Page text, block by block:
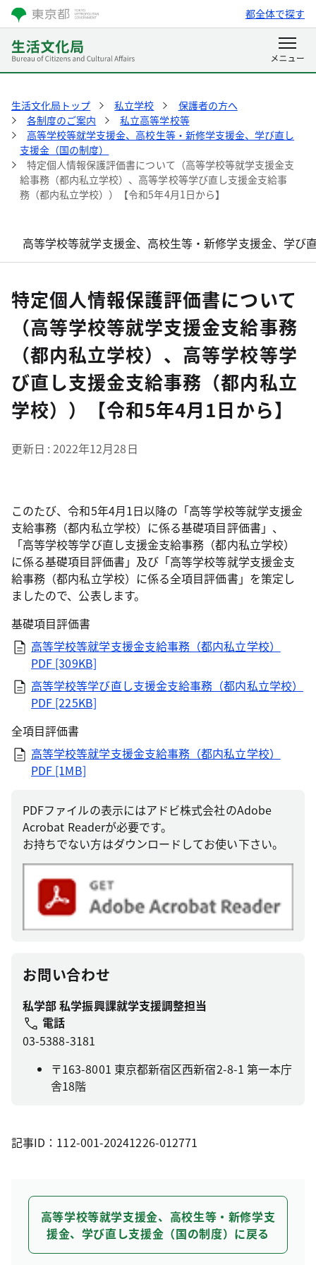
都全体で探す
生活文化局トップ 私立学校
保護者の方へ
各制度のご案内
私立高等学校等
高等学校等就学支援金、高校生等・新修学支援金、学び直し
支援金（国の制度）
特定個人情報保護評価書について（高等学校等就学支援金支
給事務（都内私立学校）、高等学校等学び直し支援金支給事
務（都内私立学校））【令和5年4月1日から】
高等学校等就学支援金、高校生等・新修学支援金、学び
特定個人情報保護評価書について
（高等学校等就学支援金支給事務
（都内私立学校）、高等学校等学
び直し支援金支給事務（都内私立
学校））【令和5年4月1日から】
更新日 2022年12月28日
このたび、令和5年4月1日以降の「高等学校等就学支援金
支給事務（都内私立学校）に係る基礎項目評価書」、
「高等学校等学び直し支援金支給事務（都内私立学校）
に係る基礎項目評価書」及び「高等学校等就学支援金支
給事務（都内私立学校）に係る全項目評価書」を策定し
ましたので、公表します。
基礎項目評価書
高等学校等就学支援金支給事務（都内私立学校）
PDF [309KB]
高等学校等学び直し支援金支給事務（都内私立学校）
PDF [225KB]
全項目評価書
高等学校等就学支援金支給事務（都内私立学校）
PDF [1MB]
PDFファイルの表示にはアドビ株式会社のAdobe
Acrobat Readerが必要です。
お持ちでない方はダウンロードしてお使い下さい。
お問い合わせ
私学部 私学振興課就学支援調整担当
電話
03-5388-3181
〒163-8001 東京都新宿区西新宿2-8-1 第一本庁
舎18階
記事ID：112-001-20241226-012771
高等学校等就学支援金、高校生等・新修学支
援金、学び直し支援金（国の制度）に戻る